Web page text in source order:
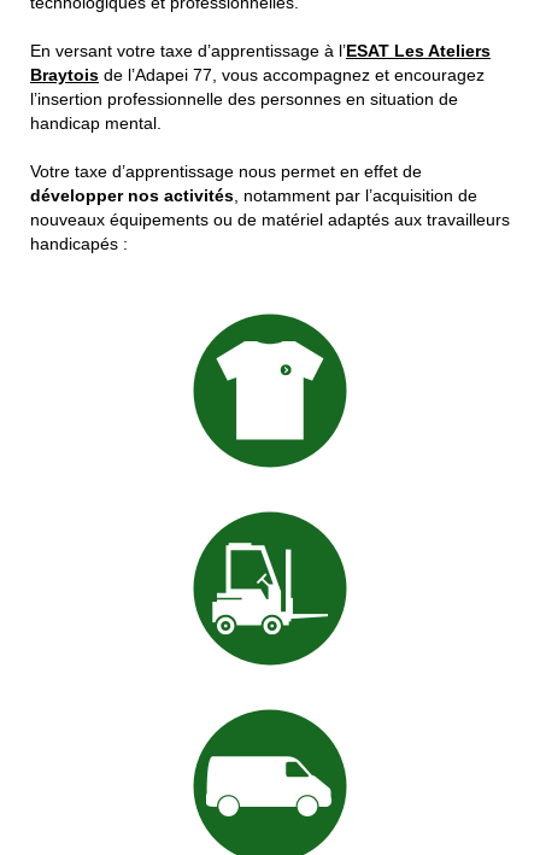
En versant votre taxe d’apprentissage à l’ESAT Les Ateliers
Braytois de l’Adapei 77, vous accompagnez et encouragez
l’insertion professionnelle des personnes en situation de
handicap mental.
Votre taxe d’apprentissage nous permet en effet de
développer nos activités, notamment par l’acquisition de
nouveaux équipements ou de matériel adaptés aux travailleurs
handicapés :